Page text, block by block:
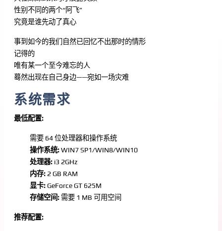
性别不同的两个“阿飞”
究竟是谁先动了真心
事到如今的我们自然已回忆不出那时的情形
记得的
唯有某一个至今难忘的人
蓦然出现在自己身边——宛如一场灾难
系统需求
最低配置:
需要 64 位处理器和操作系统
操作系统:WIN7 SP1/WIN8/WIN10
处理器: i3 2GHz
内存: 2 GB RAM
显卡:GeForce GT 625M
存储空间: 需要 1 MB 可用空间
推荐配置: